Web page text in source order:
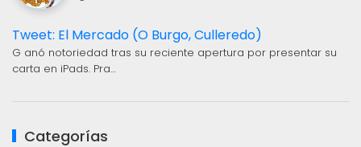
Tweet: El Mercado (O Burgo, Culleredo)
G anó notoriedad tras su reciente apertura por presentar su
carta en iPads. Pra…
Categorías